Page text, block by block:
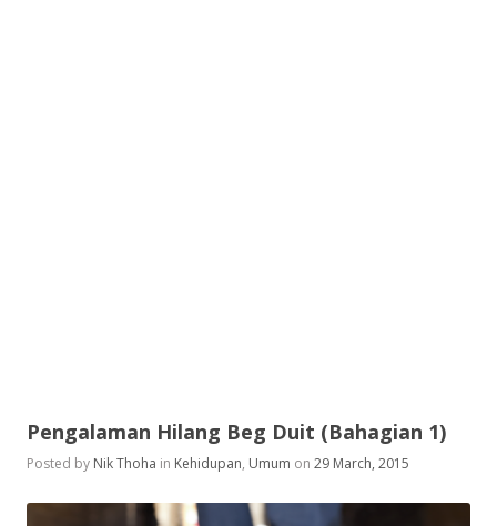
Pengalaman Hilang Beg Duit (Bahagian 1)
Posted by Nik Thoha in Kehidupan, Umum on 29 March, 2015